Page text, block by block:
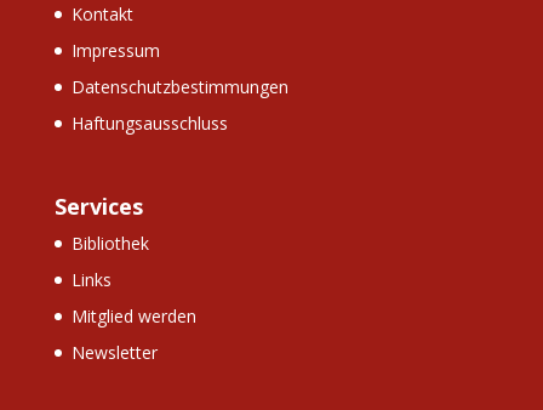
Kontakt
Impressum
Datenschutzbestimmungen
Haftungsausschluss
Services
Bibliothek
Links
Mitglied werden
Newsletter